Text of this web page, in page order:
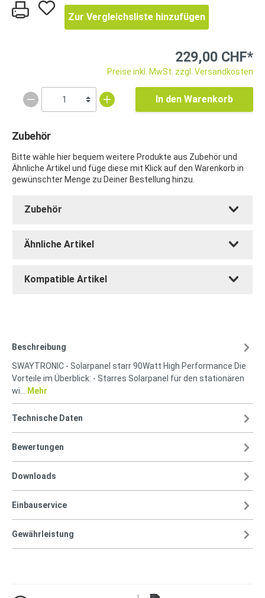
Zur Vergleichsliste hinzufügen
229,00 CHF*
Preise inkl. MwSt. zzgl. Versandkosten
In den Warenkorb
Zubehör
Bitte wähle hier bequem weitere Produkte aus Zubehör und
Ähnliche Artikel und füge diese mit Klick auf den Warenkorb in
gewünschter Menge zu Deiner Bestellung hinzu.
Zubehör
Ähnliche Artikel
Kompatible Artikel
Beschreibung
SWAYTRONIC - Solarpanel starr 90Watt High Performance Die
Vorteile im Überblick: - Starres Solarpanel für den stationären
wi…
Mehr
Technische Daten
Bewertungen
Downloads
Einbauservice
Gewährleistung